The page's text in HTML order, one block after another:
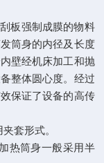
板强制成膜的物料
筒身的内径及长度
壁经机床加工和抛
整体圆心度。经过
保证了设备的高传
夹套形式。
热筒身一般采用半